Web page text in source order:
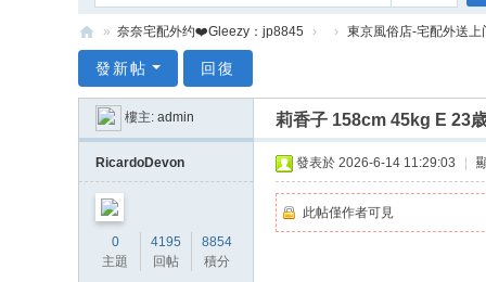
奈
» 奈奈宅配外约❤️Gleezy：jp8845 › › 東京風俗店-宅配外送上
發新帖 回復
樓主: admin 莉香子 158cm 45kg E 23
RicardoDevon
0
主題
4195
回帖
8854
積分
發表於 2026-6-14 11:29:03
此帖僅作者可見